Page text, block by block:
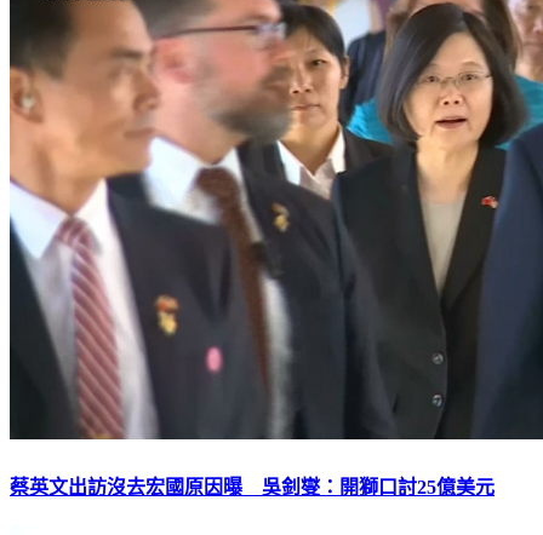
蔡英文出訪沒去宏國原因曝 吳釗燮：開獅口討25億美元